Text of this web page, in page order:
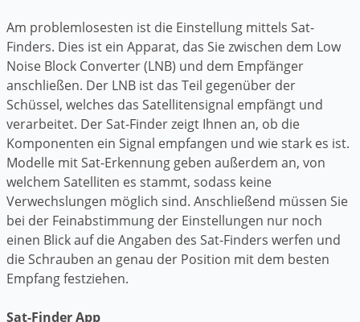
Am problemlosesten ist die Einstellung mittels Sat-
Finders. Dies ist ein Apparat, das Sie zwischen dem Low
Noise Block Converter (LNB) und dem Empfänger
anschließen. Der LNB ist das Teil gegenüber der
Schüssel, welches das Satellitensignal empfängt und
verarbeitet. Der Sat-Finder zeigt Ihnen an, ob die
Komponenten ein Signal empfangen und wie stark es ist.
Modelle mit Sat-Erkennung geben außerdem an, von
welchem Satelliten es stammt, sodass keine
Verwechslungen möglich sind. Anschließend müssen Sie
bei der Feinabstimmung der Einstellungen nur noch
einen Blick auf die Angaben des Sat-Finders werfen und
die Schrauben an genau der Position mit dem besten
Empfang festziehen.
Sat-Finder App